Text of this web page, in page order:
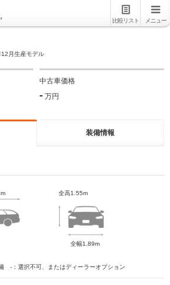
比較リスト メニュー
月生産モデル
中古車価格
- 万円
装備情報
全高1.55m
全幅1.89m
-：選択不可、またはディーラーオプション